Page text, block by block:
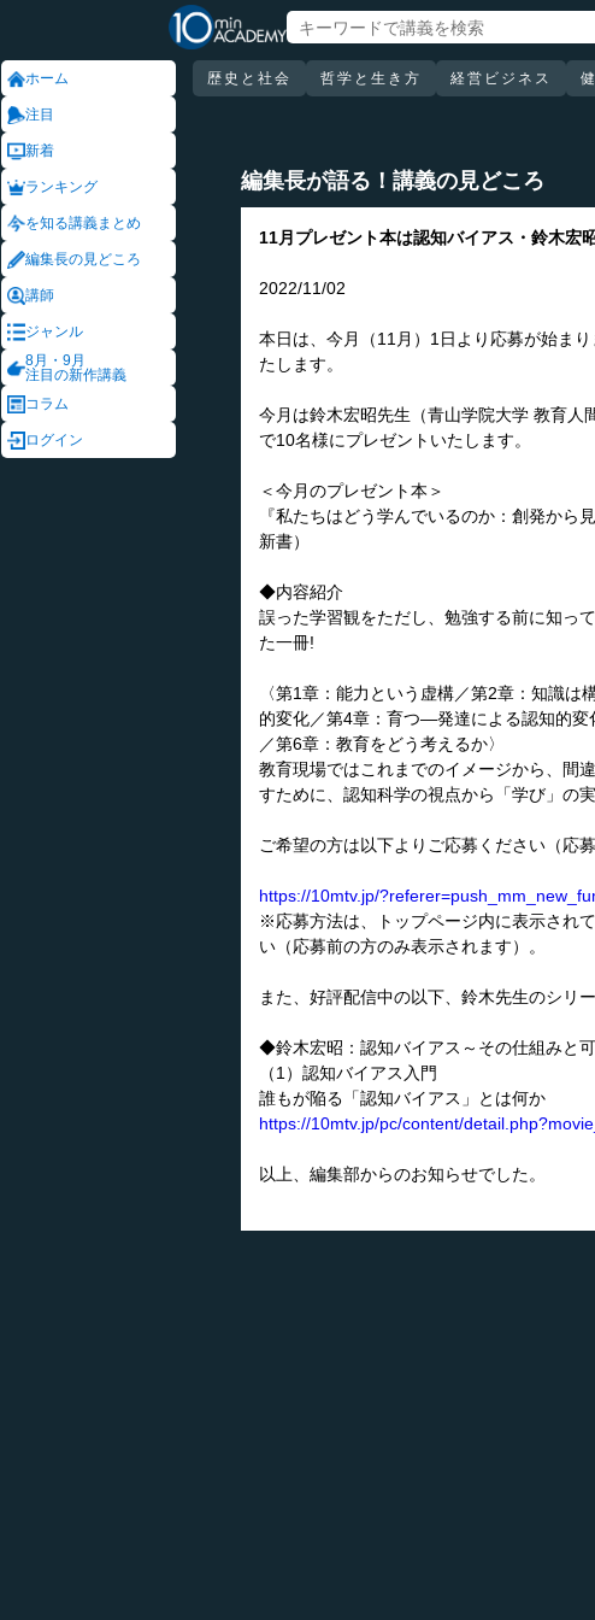
ホーム
注目
新着
ランキング
を知る講義まとめ
編集長の見どころ
講師
ジャンル
8月・9月
注目の新作講義
コラム
ログイン
歴史と社会 哲学と生き方 経営ビジネス
編集長が語る！講義の見どころ
11月プレゼント本は認知バイアス・鈴木宏
2022/11/02
本日は、今月（11月）1日より応募が始ま
たします。
今月は鈴木宏昭先生（青山学院大学 教育人
で10名様にプレゼントいたします。
＜今月のプレゼント本＞
『私たちはどう学んでいるのか：創発から
新書）
◆内容紹介
誤った学習観をただし、勉強する前に知っ
た一冊!
〈第1章：能力という虚構／第2章：知識
的変化／第4章：育つ―発達による認知的
／第6章：教育をどう考えるか〉
教育現場ではこれまでのイメージから、間
すために、認知科学の視点から「学び」の
ご希望の方は以下よりご応募ください（応
https://10mtv.jp/
※応募方法は、トップページ内に表示され
い（応募前の方のみ表示されます）。
また、好評配信中の以下、鈴木先生のシリ
◆鈴木宏昭：認知バイアス～その仕組みと可
（1）認知バイアス入門
誰もが陥る「認知バイアス」とは何か
https://10mtv.jp/pc/content/
以上、編集部からのお知らせでした。